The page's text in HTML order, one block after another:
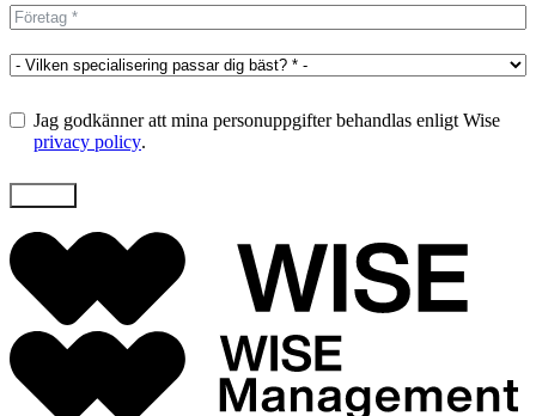
Jag godkänner att mina personuppgifter behandlas enligt Wise
privacy policy.